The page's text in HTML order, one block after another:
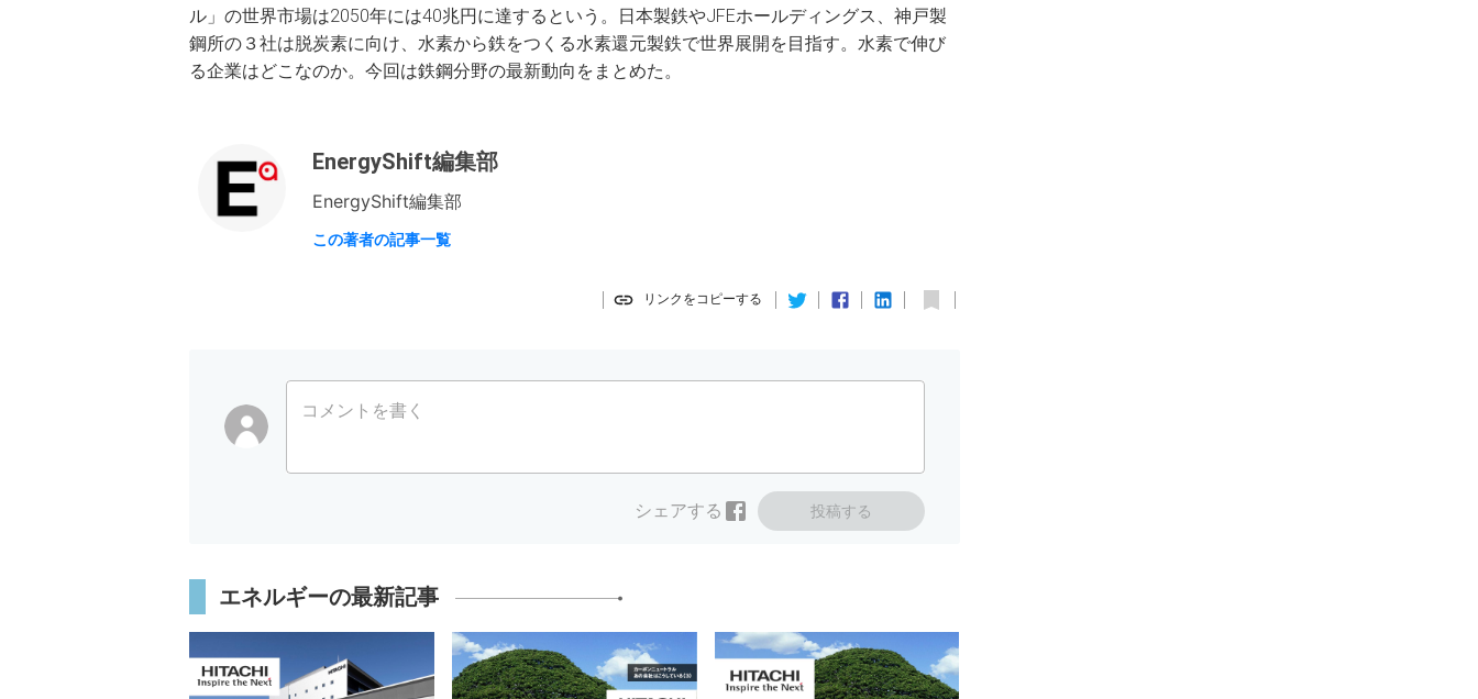
ル」の世界市場は2050年には40兆円に達するという。日本製鉄やJFEホールディングス、神戸製
鋼所の３社は脱炭素に向け、水素から鉄をつくる水素還元製鉄で世界展開を目指す。水素で伸び
る企業はどこなのか。今回は鉄鋼分野の最新動向をまとめた。
EnergyShift編集部
EnergyShift編集部
この著者の記事一覧
リンクをコピーする
コメントを書く
投稿する
シェアする
エネルギーの最新記事